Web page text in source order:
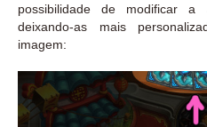
possibilidade de modificar a
deixando-as mais
imagem: